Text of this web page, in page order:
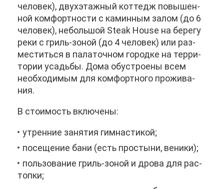
че­ло­век), двух­этаж­ный кот­тедж по­вы­шен­
ной ком­форт­но­сти с ка­мин­ным за­лом (до 6
че­ло­век), неболь­шой Steak House на бе­ре­гу
ре­ки с гриль-зо­ной (до 4 че­ло­век) или раз­
ме­стить­ся в па­ла­точ­ном го­род­ке на тер­ри­
то­рии усадь­бы. До­ма обу­стро­е­ны всем
необ­хо­ди­мым для ком­форт­но­го про­жи­ва­
ния.
В сто­и­мость вклю­че­ны:
утрен­ние за­ня­тия гим­на­сти­кой;
по­се­ще­ние ба­ни (есть про­сты­ни, ве­ни­ки);
поль­зо­ва­ние гриль-зо­ной и дро­ва для рас­
топ­ки;